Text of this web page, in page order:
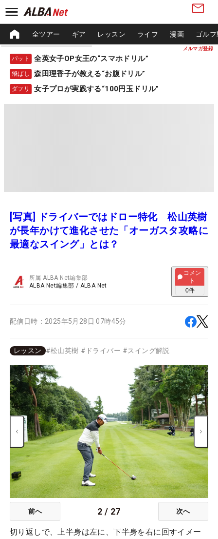
メルマガ登録
全ツアー ギア レッスン ライフ 漫画 ゴル
パット 全英女子OP女王の“スマホドリル”
飛ばし 森田理香子が教える“お腹ドリル”
ダフリ 女子プロが実践する“100円玉ドリル”
[写真] ドライバーではドロー特化 松山英樹
が長年かけて進化させた「オーガスタ攻略に
最適なスイング」とは？
所属ALBA Net編集部
ALBA Net編集部 / ALBA Net
コメン
ト
0件
配信日時： 2025年5月28日 07時45分
レッスン #松山英樹 # ドライバー #スイング解説
前へ 2 / 27 次へ
切り返しで、上半身は左に、下半身を右に回すイメー